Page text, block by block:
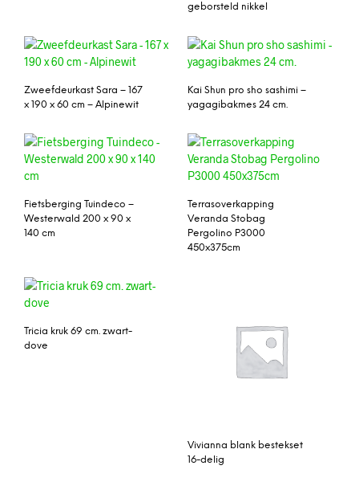
geborsteld nikkel
Zweefdeurkast Sara – 167
x 190 x 60 cm – Alpinewit
Kai Shun pro sho sashimi –
yagagibakmes 24 cm.
Fietsberging Tuindeco –
Westerwald 200 x 90 x
140 cm
Terrasoverkapping
Veranda Stobag
Pergolino P3000
450x375cm
Tricia kruk 69 cm. zwart-
dove
Vivianna blank bestekset
16-delig